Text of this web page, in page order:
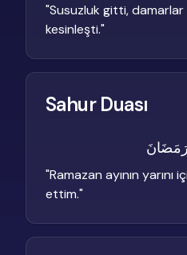
"Susuzluk gitti, damarlar
kesinleşti."
Sahur Duası
"Ramazan ayının
ettim."